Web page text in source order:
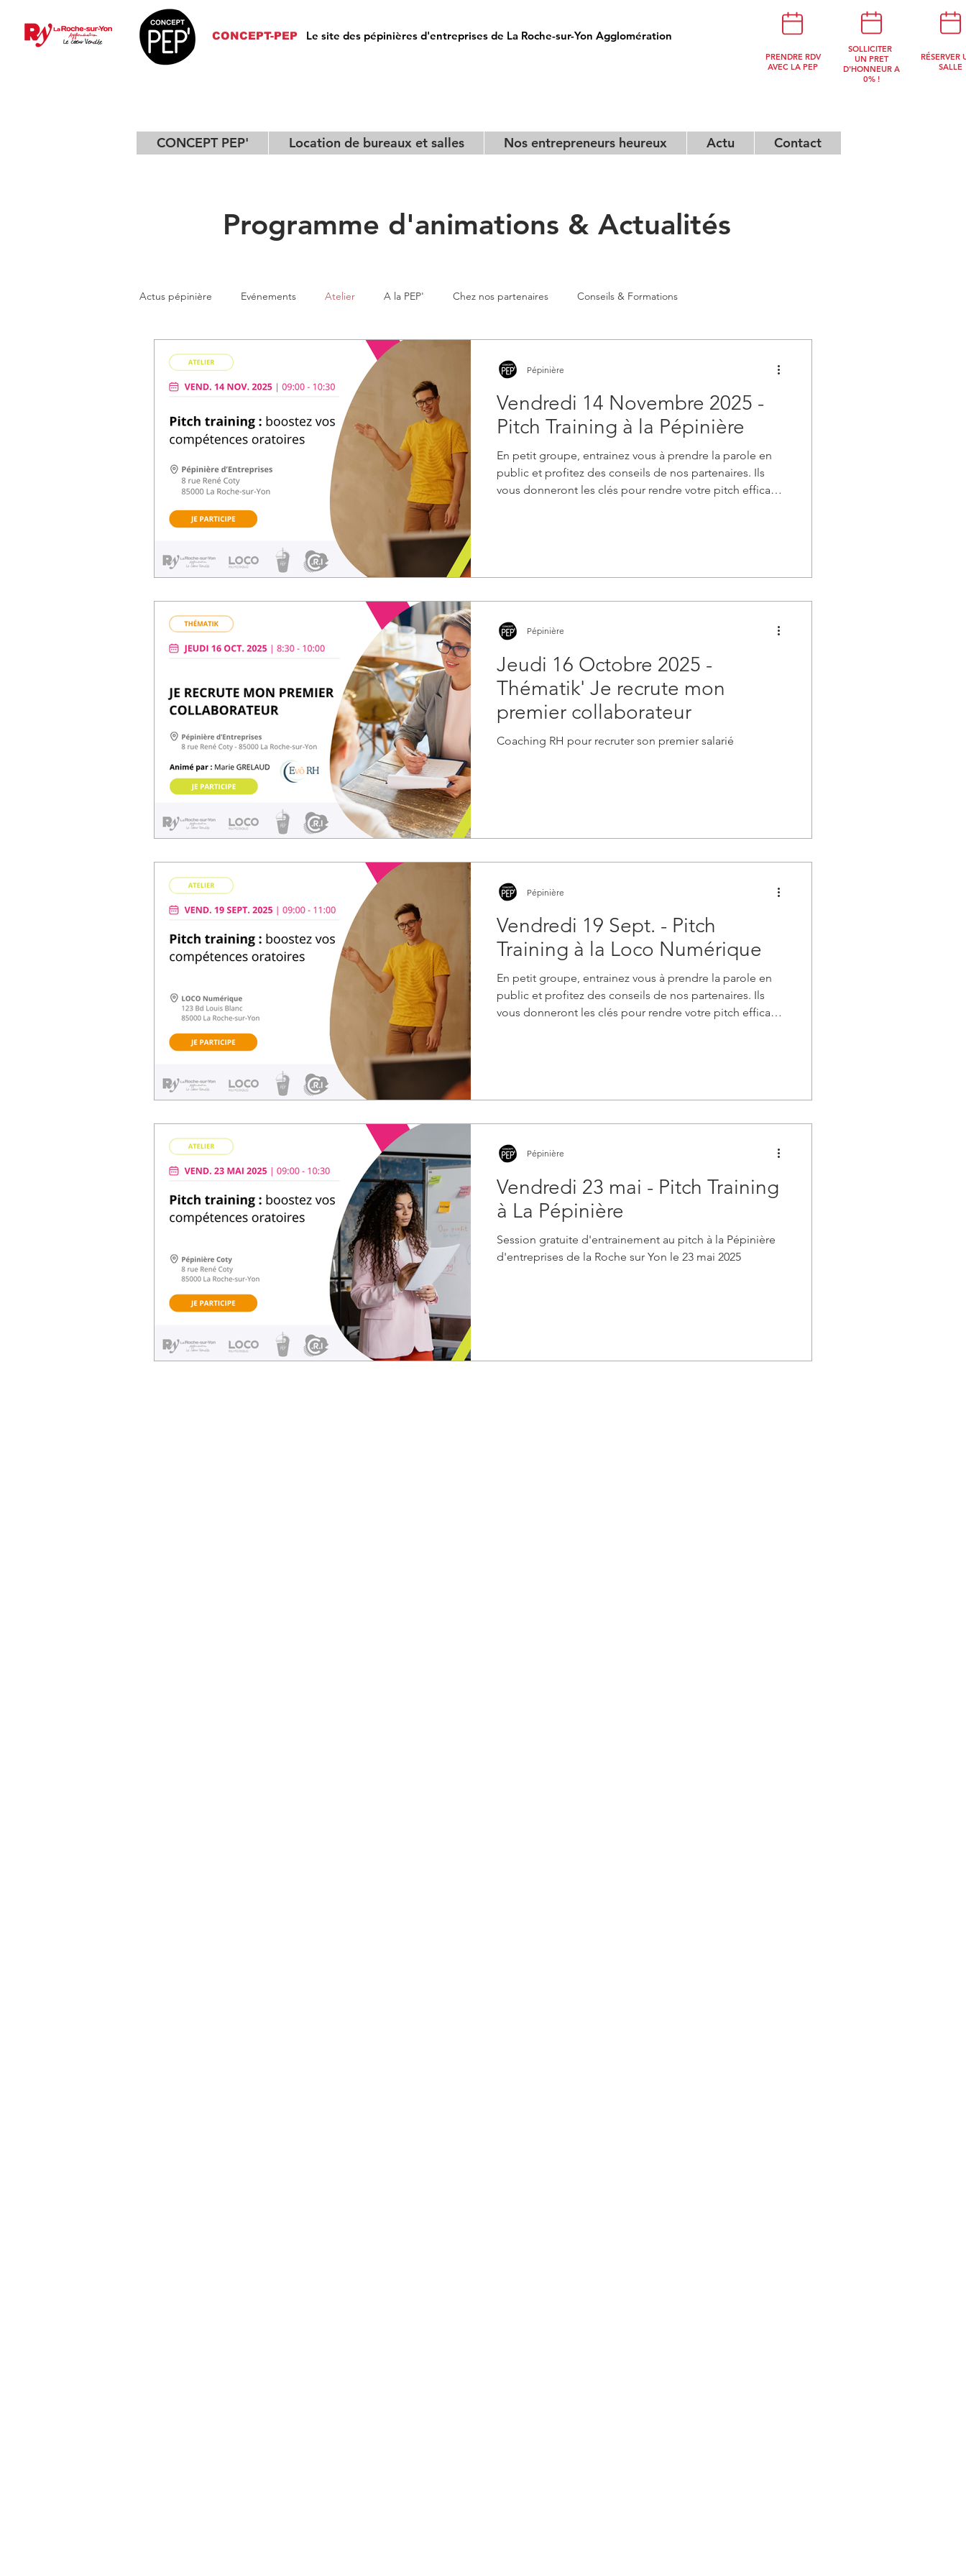
CONCEPT-PEP Le site des pépinières d'entreprises de La Roche-sur-Yon Agglomération
PRENDRE RDV
AVEC LA PEP
SOLLICITER
UN PRET
D'HONNEUR A
0% !
RÉSERVER
SALLE
CONCEPT PEP' Location de bureaux et salles Nos entrepreneurs heureux Actu Contact
Programme d'animations & Actualités
Actus pépinière Evénements Atelier A la PEP' Chez nos partenaires Conseils & Formations
Vendredi 14 Novembre 2025 -
Pitch Training à la Pépinière
En petit groupe, entrainez vous à prendre la parole en
public et profitez des conseils de nos partenaires. Ils
vous donneront les clés pour rendre votre pitch efficace
Pépinière
Jeudi 16 Octobre 2025 -
Thématik' Je recrute mon
premier collaborateur
Coaching RH pour recruter son premier salarié
Pépinière
Vendredi 19 Sept. - Pitch
Training à la Loco Numérique
En petit groupe, entrainez vous à prendre la parole en
public et profitez des conseils de nos partenaires. Ils
vous donneront les clés pour rendre votre pitch efficace
Pépinière
Vendredi 23 mai - Pitch Training
à La Pépinière
Session gratuite d'entrainement au pitch à la Pépinière
d'entreprises de la Roche sur Yon le 23 mai 2025
Pépinière